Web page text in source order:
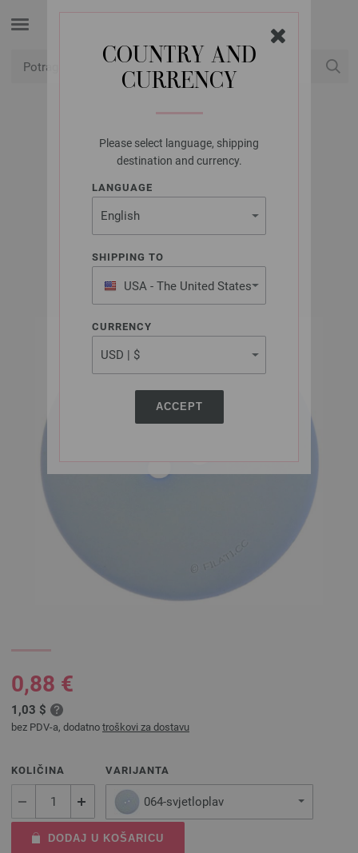
COUNTRY AND
CURRENCY
Please select language, shipping
destination and currency.
LANGUAGE
SHIPPING TO
USA - The United States
of America
CURRENCY
ACCEPT
UNION KNOPF
UNION KNOPF
28450/25MM
0,88 €
1,03 $
bez PDV-a, dodatno troškovi za dostavu
KOLIČINA VARIJANTA
064-svjetloplav
DODAJ U KOŠARICU